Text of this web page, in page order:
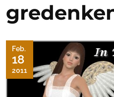
Feb.
18
2011